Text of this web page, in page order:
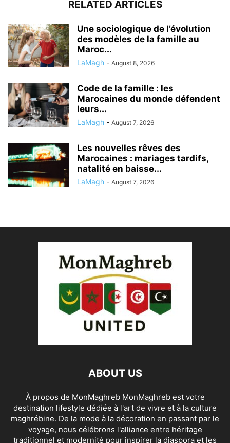
RELATED ARTICLES
Une sociologique de l’évolution
des modèles de la famille au
Maroc...
LaMagh - August 8, 2026
Code de la famille : les
Marocaines du monde défendent
leurs...
LaMagh - August 7, 2026
Les nouvelles rêves des
Marocaines : mariages tardifs,
natalité en baisse...
LaMagh - August 7, 2026
ABOUT US
À propos de MonMaghreb MonMaghreb est votre
destination lifestyle dédiée à l'art de vivre et à la culture
maghrébine. De la mode à la décoration en passant par le
voyage, nous célébrons l'alliance entre héritage
traditionnel et modernité pour inspirer la diaspora et les